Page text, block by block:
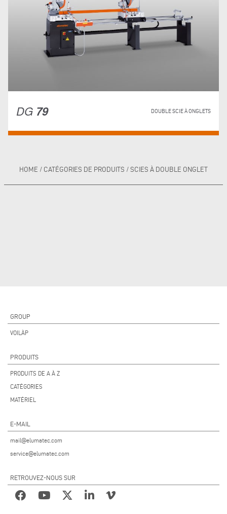
DG 79 DOUBLE SCIE À ONGLETS
HOME / CATÉGORIES DE PRODUITS / SCIES À DOUBLE ONGLET
GROUP
VOILÀP
PRODUITS
PRODUITS DE A À Z
CATÉGORIES
MATÉRIEL
E-MAIL
mail@elumatec.com
service@elumatec.com
RETROUVEZ-NOUS SUR